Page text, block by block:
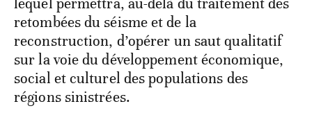
lequel permettra, au-delà du traitement des
retombées du séisme et de la
reconstruction, d’opérer un saut qualitatif
sur la voie du développement économique,
social et culturel des populations des
régions sinistrées.